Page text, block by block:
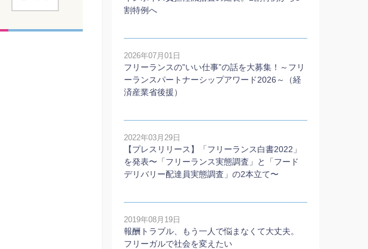
割特例へ
2026年07月01日
フリーランスの”いい仕事”の話を大募集！～フリ
ーランスパートナーシップアワード2026～（経
済産業省後援）
2022年03月29日
【プレスリリース】「フリーランス白書2022」
を発表〜「フリーランス実態調査」と「フード
デリバリー配達員実態調査」の2本⽴て〜
2019年08月19日
報酬トラブル、もう一人で悩まなくて大丈夫。
フリーガルで社会を変えたい